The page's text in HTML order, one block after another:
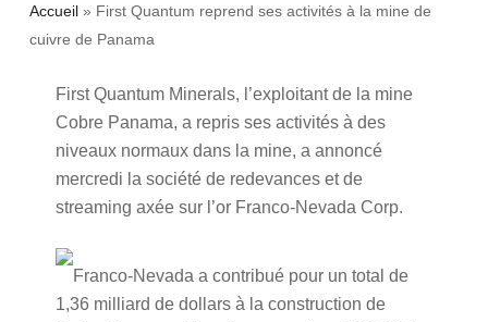
Accueil» First Quantum reprend ses activités à la mine de
cuivre de Panama
First Quantum Minerals, l’exploitant de la mine
Cobre Panama, a repris ses activités à des
niveaux normaux dans la mine, a annoncé
mercredi la société de redevances et de
streaming axée sur l’or Franco-Nevada Corp.
Franco-Nevada a contribué pour un total de
1,36 milliard de dollars à la construction de